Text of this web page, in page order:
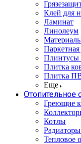
Клей для
Ламинат
Линолеум
Паркетная
Плинтусы
Плитка
Плитка
Еще
Отопительное
Греющие
Котлы
Тепловое